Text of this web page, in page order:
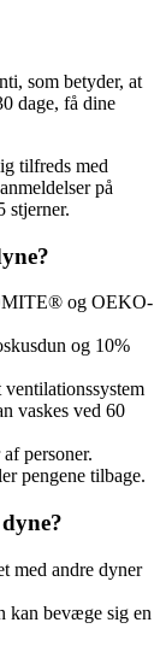
som betyder, at
dage, få dine
tilfreds med
på
stjerner.
og OEKO-
og 10%
vaskes ved 60
personer.
pengene tilbage.
med andre dyner
kan bevæge sig en